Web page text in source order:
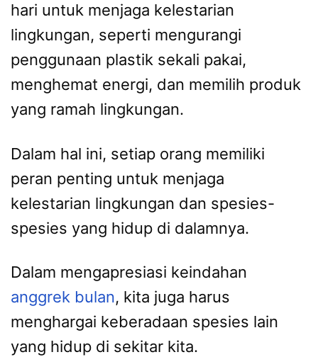
hari untuk menjaga kelestarian
lingkungan, seperti mengurangi
penggunaan plastik sekali pakai,
menghemat energi, dan memilih produk
yang ramah lingkungan.
Dalam hal ini, setiap orang memiliki
peran penting untuk menjaga
kelestarian lingkungan dan spesies-
spesies yang hidup di dalamnya.
Dalam mengapresiasi keindahan
anggrek bulan, kita juga harus
menghargai keberadaan spesies lain
yang hidup di sekitar kita.